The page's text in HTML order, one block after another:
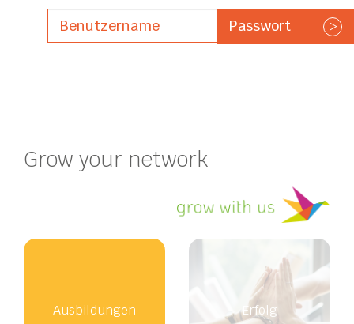
>
Grow your network
Ausbildungen Erfolg